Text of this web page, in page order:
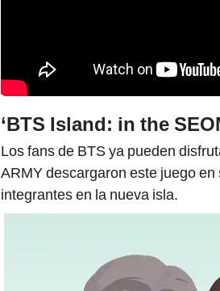
‘BTS Island: in the
Los fans de BTS ya pueden
ARMY descargaron este juego
integrantes en la nueva isla.